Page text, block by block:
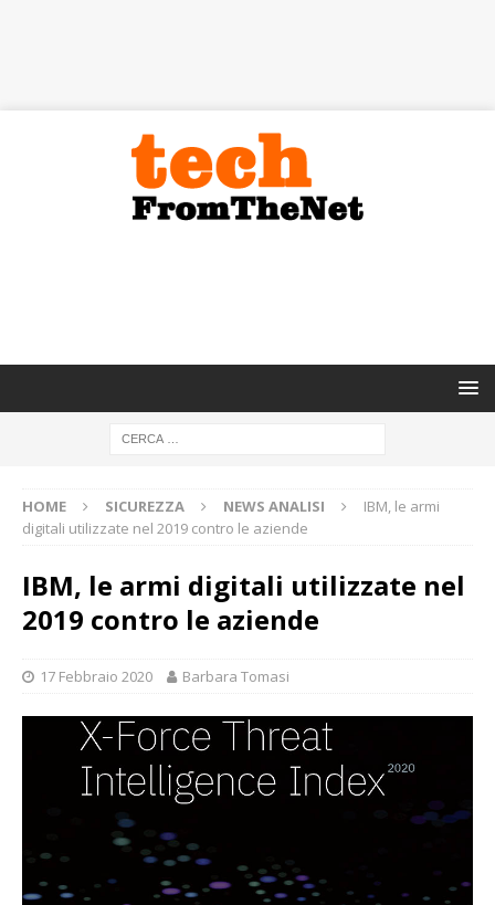
HOME SICUREZZA NEWS ANALISI
IBM, le armi
digitali utilizzate nel 2019 contro le aziende
IBM, le armi digitali utilizzate nel
2019 contro le aziende
17 Febbraio 2020 Barbara Tomasi